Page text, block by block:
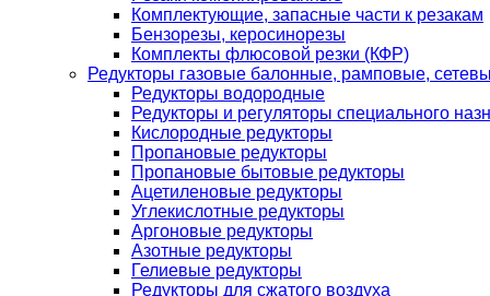
Комплектующие, запасные части к резакам
Бензорезы, керосинорезы
Комплекты флюсовой резки (КФР)
Редукторы газовые балонные, рамповые,
Редукторы водородные
Редукторы и регуляторы специального
Кислородные редукторы
Пропановые редукторы
Пропановые бытовые редукторы
Ацетиленовые редукторы
Углекислотные редукторы
Аргоновые редукторы
Азотные редукторы
Гелиевые редукторы
Редукторы для сжатого воздуха